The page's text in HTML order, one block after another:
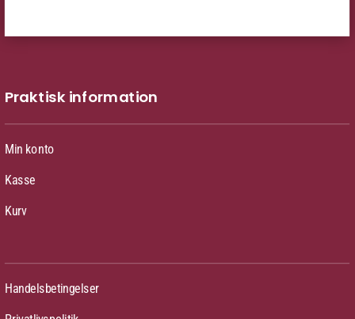
Praktisk information
Min konto
Kasse
Kurv
Handelsbetingelser